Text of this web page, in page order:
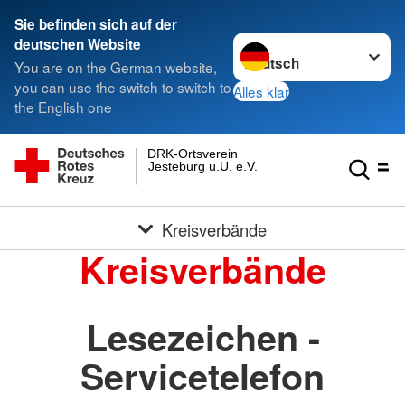
Sie befinden sich auf der
deutschen Website
You are on the German website,
you can use the switch to switch to
the English one
Sprache wechseln zu
Alles klar
Jesteburg u.U. e.V.
DRK-Ortsverein
Kreisverbände
Kreisverbände
Lesezeichen -
Servicetelefon